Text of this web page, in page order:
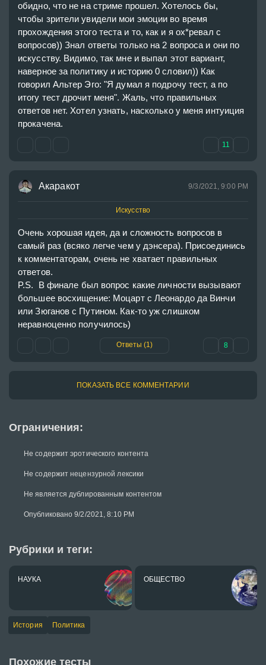
Ограничения:
Не содержит эротического контента
Не содержит нецензурной лексики
Не является дублированным контентом
Опубликовано 9/2/2021, 8:10 PM
Рубрики и теги:
НАУКА ОБЩЕСТВО
История Политика
обидно, что не на стриме прошел. Хотелось бы,
чтобы зрители увидели мои эмоции во время
прохождения этого теста и то, как и я ох*ревал с
вопросов)) Знал ответы только на 2 вопроса и они по
искусству. Видимо, так мне и выпал этот вариант,
наверное за политику и историю 0 словил)) Как
говорил Альтер Эго: "Я думал я подрочу тест, а по
итогу тест дрочит меня". Жаль, что правильных
ответов нет. Хотел узнать, насколько у меня интуиция
прокачена.
11
Акаракот 9/3/2021, 9:00 PM
Искусство
Очень хорошая идея, да и сложность вопросов в
самый раз (всяко легче чем у дэнсера). Присоединись
к комментаторам, очень не хватает правильных
ответов.
P.S.  В финале был вопрос какие личности вызывают
большее восхищение: Моцарт с Леонардо да Винчи
или Зюганов с Путином. Как-то уж слишком
Ответы (1) 8
ПОКАЗАТЬ ВСЕ КОММЕНТАРИИ
Похожие тесты